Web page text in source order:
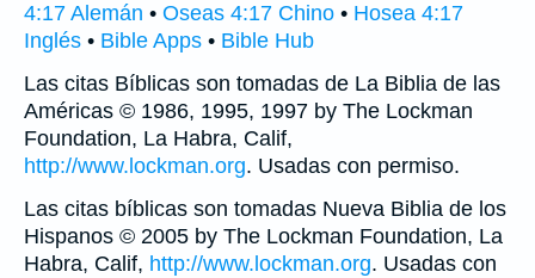
4:17 Alemán • Oseas 4:17 Chino • Hosea 4:17
Inglés • Bible Apps • Bible Hub
Las citas Bíblicas son tomadas de La Biblia de las
Américas © 1986, 1995, 1997 by The Lockman
Foundation, La Habra, Calif,
http://www.lockman.org. Usadas con permiso.
Las citas bíblicas son tomadas Nueva Biblia de los
Hispanos © 2005 by The Lockman Foundation, La
Habra, Calif, http://www.lockman.org. Usadas con